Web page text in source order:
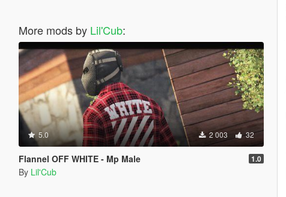
More mods by Lil'Cub:
5.0 2 003 32
Flannel OFF WHITE - Mp Male 1.0
By Lil'Cub